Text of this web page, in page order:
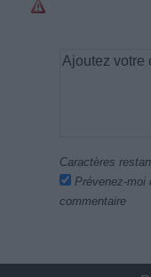
Caractères
Prévenez-moi
commentaire